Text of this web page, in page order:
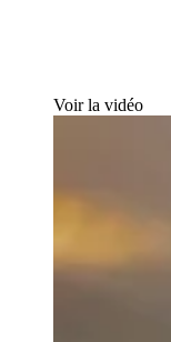
Voir la vidéo